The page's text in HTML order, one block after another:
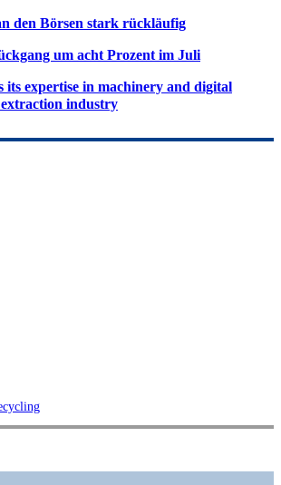
den Börsen stark rückläufig
um acht Prozent im Juli
its expertise in machinery and digital
industry